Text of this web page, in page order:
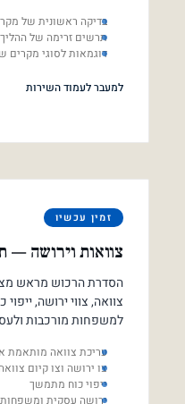
בדיקה ראשונית של
תרשים זרימה של ההליך
דוגמאות לסוגי מקרים
למעבר לעמוד השירות
זמין עכשיו
צוואות וירושה —
הסדרת הרכוש מראש
צוואה, צווי ירושה,
למשפחות מורכבות
עריכת צוואה מותאמת
צו ירושה וצו קיום צוואה
ייפוי כוח מתמשך
ירושה עסקית